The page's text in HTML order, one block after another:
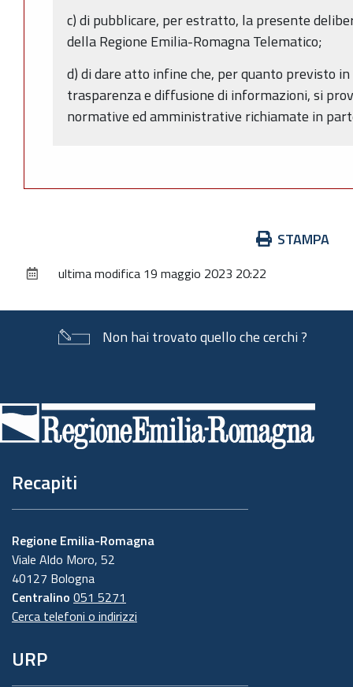
c) di pubblicare, per estratto, la presente
della Regione Emilia-Romagna Telematico;
d) di dare atto infine che, per quanto previsto
trasparenza e diffusione di informazioni, si
normative ed amministrative richiamate in
documento
STAMPA
ultima modifica 19 maggio 2023 20:22
Non hai trovato quello che cerchi ?
di
pagina
Recapiti
Regione Emilia-Romagna
Viale Aldo Moro, 52
40127 Bologna
Centralino 051 5271
Cerca telefoni o indirizzi
URP